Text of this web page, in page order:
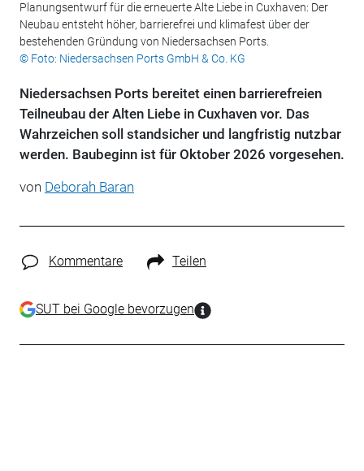
Planungsentwurf für die erneuerte Alte Liebe in Cuxhaven: Der
Neubau entsteht höher, barrierefrei und klimafest über der
bestehenden Gründung von Niedersachsen Ports.
© Foto: Niedersachsen Ports GmbH & Co. KG
Niedersachsen Ports bereitet einen barrierefreien
Teilneubau der Alten Liebe in Cuxhaven vor. Das
Wahrzeichen soll standsicher und langfristig nutzbar
werden. Baubeginn ist für Oktober 2026 vorgesehen.
von Deborah Baran
Kommentare Teilen
SUT bei Google bevorzugen